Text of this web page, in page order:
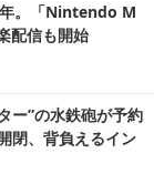
年。「Nintendo M
配信も開始
ー”の水鉄砲が予約
閉、背負えるイン